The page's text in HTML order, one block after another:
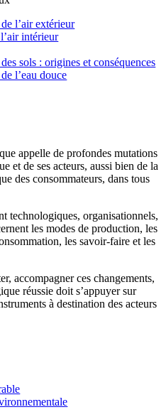
l’air extérieur
intérieur
sols : origines et conséquences
l’eau douce
appelle de profondes mutations
et de ses acteurs, aussi bien de la
des consommateurs, dans tous
technologiques, organisationnels,
les modes de production, les
les savoir-faire et les
accompagner ces changements,
réussie doit s’appuyer sur
à destination des acteurs